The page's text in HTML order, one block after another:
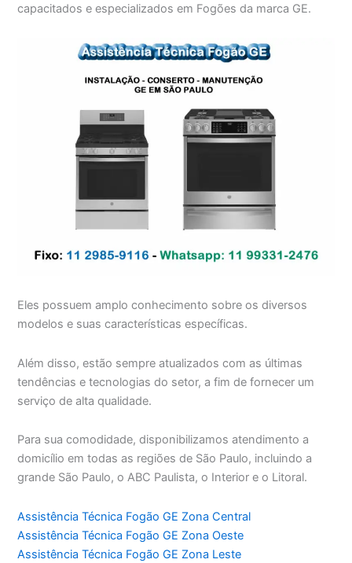
capacitados e especializados em Fogões da marca GE.
Eles possuem amplo conhecimento sobre os diversos
modelos e suas características específicas.
Além disso, estão sempre atualizados com as últimas
tendências e tecnologias do setor, a fim de fornecer um
serviço de alta qualidade.
Para sua comodidade, disponibilizamos atendimento a
domicílio em todas as regiões de São Paulo, incluindo a
grande São Paulo, o ABC Paulista, o Interior e o Litoral.
Assistência Técnica Fogão GE Zona Central
Assistência Técnica Fogão GE Zona Oeste
Assistência Técnica Fogão GE Zona Leste